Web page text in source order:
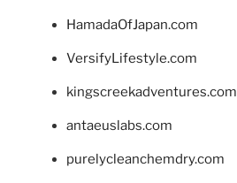
HamadaOfJapan.com
VersifyLifestyle.com
kingscreekadventures.com
antaeuslabs.com
purelycleanchemdry.com